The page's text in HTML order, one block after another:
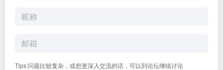
Tips:问题比较复杂，或想更深入交流的话，可以到论坛继续讨论